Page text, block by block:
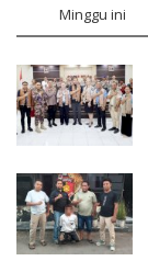
Minggu ini